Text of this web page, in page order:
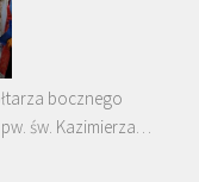
bocznego
św. Kazimierza